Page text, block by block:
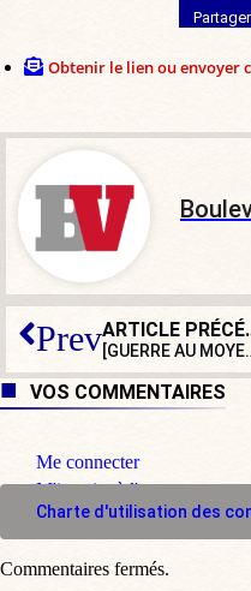
Obtenir le lien ou envoyer
Prev [GUERRE AU MOYEN-
VOS COMMENTAIRES
Me connecter
M'inscrire à l'espace
Charte d'utilisation des
Commentaires fermés.